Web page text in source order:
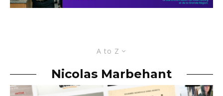
A to Z
Nicolas Marbehant